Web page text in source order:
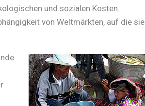
und sozialen Kosten.
von Weltmärkten, auf die sie